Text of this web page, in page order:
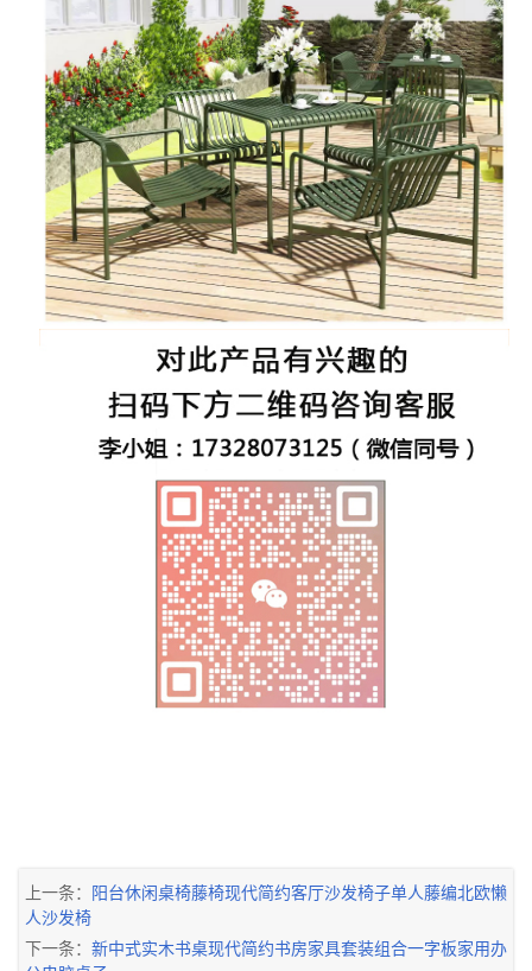
上一条：
阳台休闲桌椅藤椅现代简约客厅沙发椅子单人藤编北欧懒
人沙发椅
下一条： 新中式实木书桌现代简约书房家具套装组合一字板家用办